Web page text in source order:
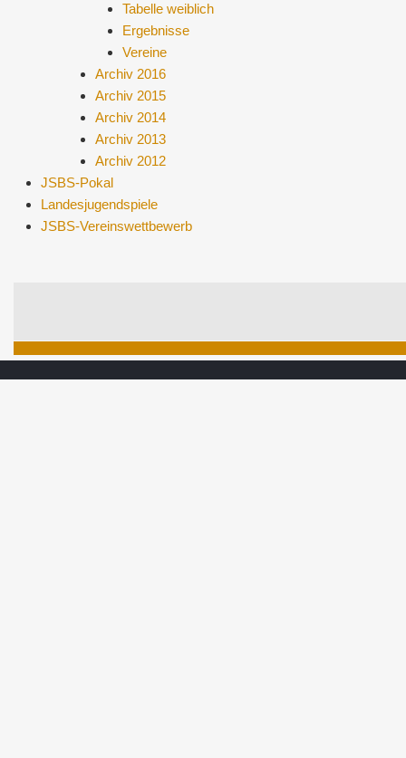
Tabelle weiblich
Ergebnisse
Vereine
Archiv 2016
Archiv 2015
Archiv 2014
Archiv 2013
Archiv 2012
JSBS-Pokal
Landesjugendspiele
JSBS-Vereinswettbewerb